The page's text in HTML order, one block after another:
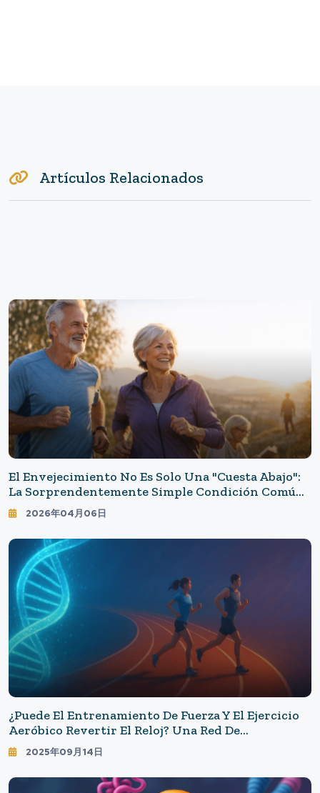
Artículos Relacionados
El Envejecimiento No Es Solo Una "cuesta Abajo":
La Sorprendentemente Simple Condición Común
En Las Personas Que Crecen Con La Edad
2026年04月06日
¿Puede El Entrenamiento De Fuerza Y El Ejercicio
Aeróbico Revertir El Reloj? Una Red De
"rejuvenecimiento Transversal De Órganos": La
Desaceleración De La Edad Molecular Que Provoca
El Ejercicio
2025年09月14日